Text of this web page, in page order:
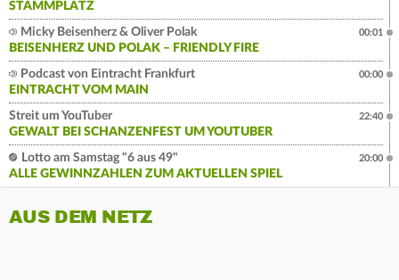
STAMMPLATZ
Micky Beisenherz & Oliver Polak
BEISENHERZ UND POLAK – FRIENDLY FIRE
00:01
Podcast von Eintracht Frankfurt
EINTRACHT VOM MAIN
00:00
Streit um YouTuber
GEWALT BEI SCHANZENFEST UM YOUTUBER
22:40
Lotto am Samstag "6 aus 49"
ALLE GEWINNZAHLEN ZUM AKTUELLEN SPIEL
20:00
AUS DEM NETZ